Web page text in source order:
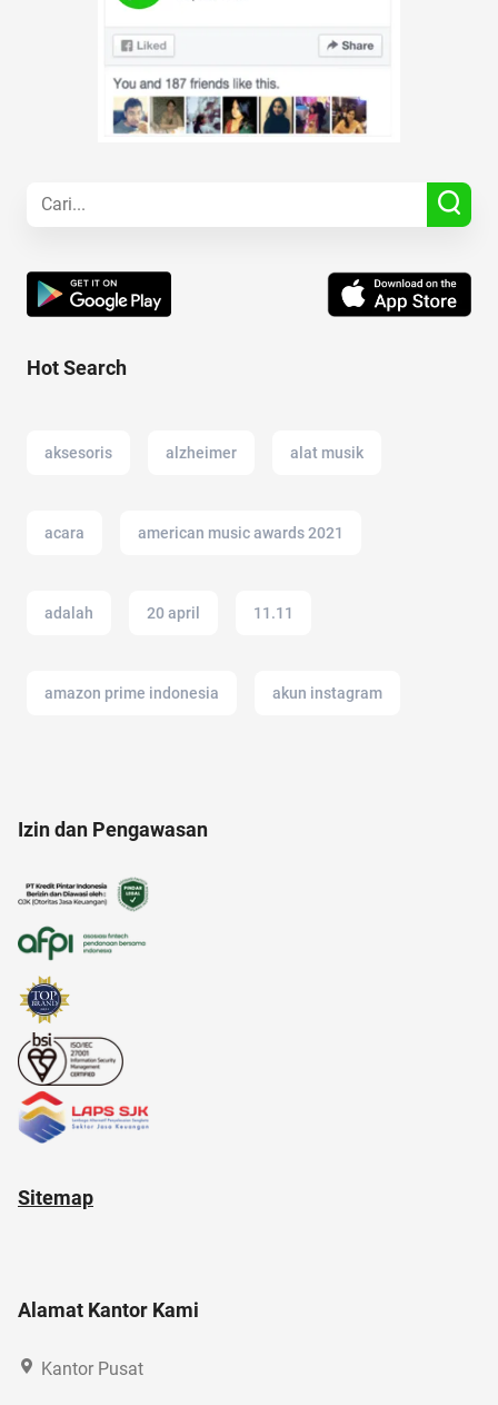
Hot Search
aksesoris alzheimer alat musik
acara american music awards 2021
adalah 20 april 11.11
amazon prime indonesia akun instagram
alat cek gula darah
administrasi bisnis
afiliasi
Izin dan Pengawasan
Sitemap
Alamat Kantor Kami
Kantor Pusat